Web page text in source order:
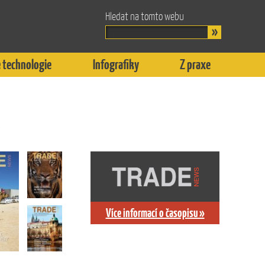
Hledat na tomto webu
technologie Infografiky Z praxe
Více informací o časopisu »